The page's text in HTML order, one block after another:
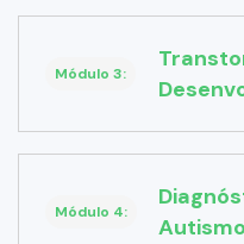
Módulo 3:
Módulo 4: